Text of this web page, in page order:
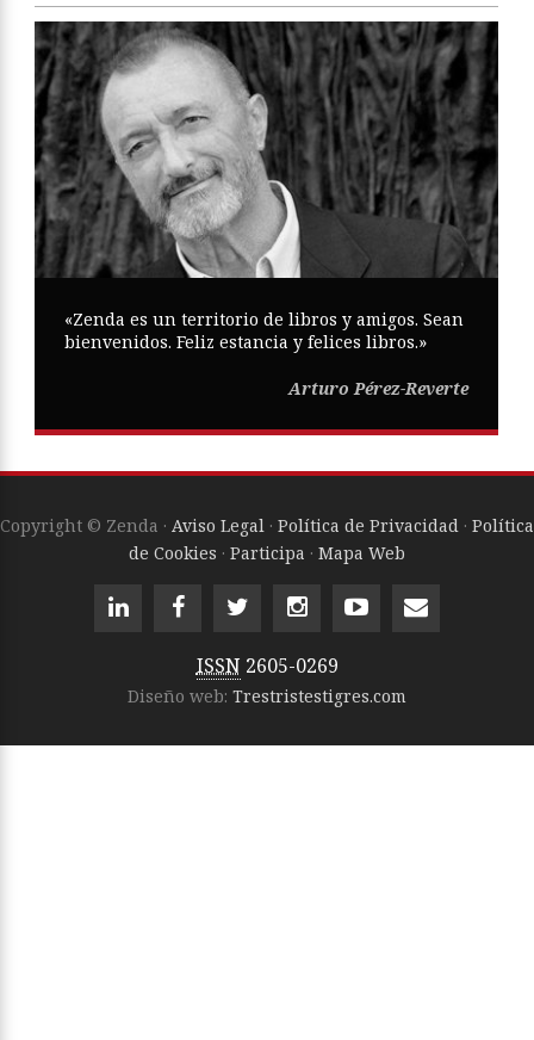
«Zenda es un territorio de libros y amigos. Sean
bienvenidos. Feliz estancia y felices libros.»
Arturo Pérez-Reverte
Copyright © Zenda · Aviso Legal · Política de Privacidad · Política
de Cookies · Participa · Mapa Web
ISSN 2605-0269
Diseño web: Trestristestigres.com